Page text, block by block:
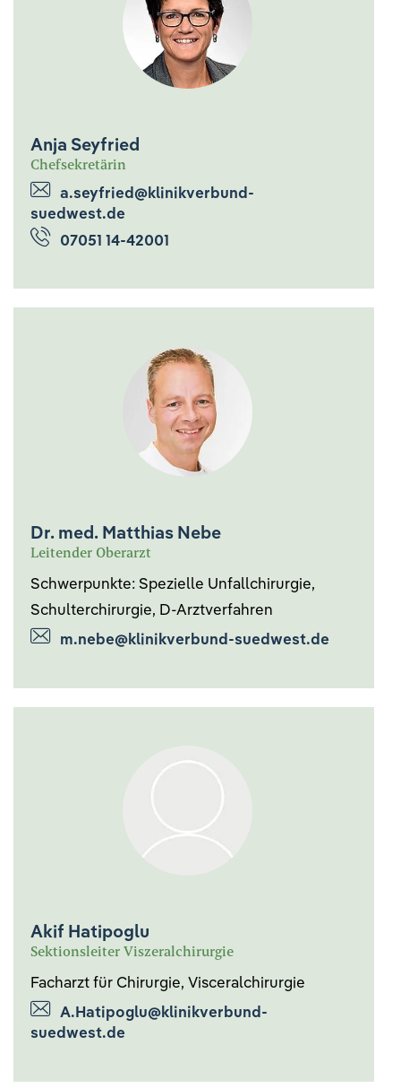
Anja Seyfried
Chefsekretärin
a.seyfried@klinikverbund-
suedwest.de
07051 14-42001
Dr. med. Matthias Nebe
Leitender Oberarzt
Schwerpunkte: Spezielle Unfallchirurgie,
Schulterchirurgie, D-Arztverfahren
m.nebe@klinikverbund-suedwest.de
Akif Hatipoglu
Sektionsleiter Viszeralchirurgie
Facharzt für Chirurgie, Visceralchirurgie
A.Hatipoglu@klinikverbund-
suedwest.de